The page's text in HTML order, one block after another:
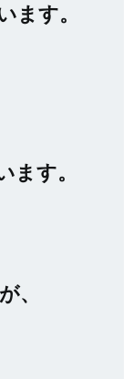
ます。
ます。
、